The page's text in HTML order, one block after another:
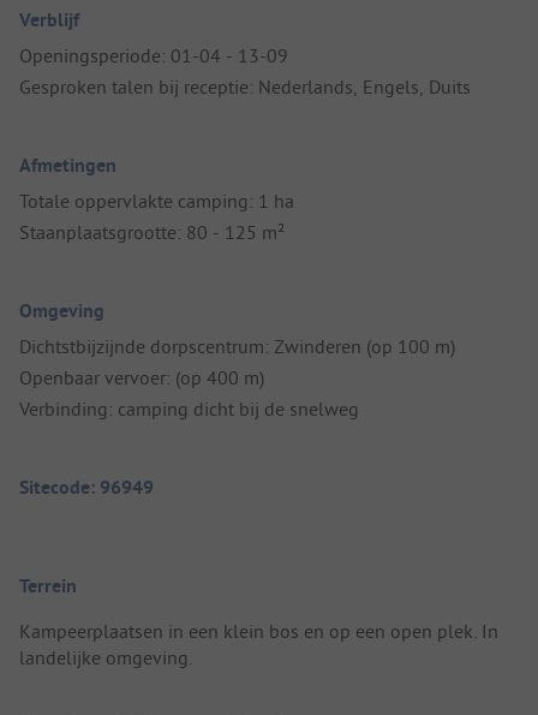
Verblijf
Openingsperiode: 01-04 - 13-09
Gesproken talen bij receptie: Nederlands, Engels, Duits
Afmetingen
Totale oppervlakte camping: 1 ha
Staanplaatsgrootte: 80 - 125 m²
Omgeving
Dichtstbijzijnde dorpscentrum: Zwinderen (op 100 m)
Openbaar vervoer: (op 400 m)
Verbinding: camping dicht bij de snelweg
Sitecode: 96949
Terrein
Kampeerplaatsen in een klein bos en op een open plek. In
landelijke omgeving.